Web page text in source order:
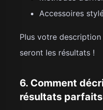
Accessoires
Plus votre
seront les résultats !
6. Comment
résultats